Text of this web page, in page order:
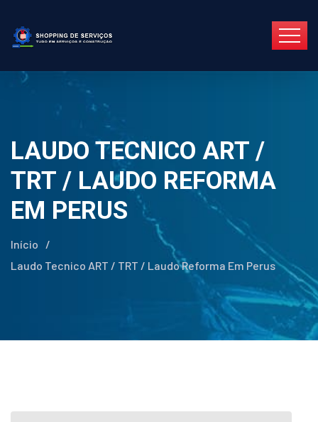
LAUDO TECNICO ART /
TRT / LAUDO REFORMA
EM PERUS
Início
/
Laudo Tecnico ART / TRT / Laudo Reforma Em Perus